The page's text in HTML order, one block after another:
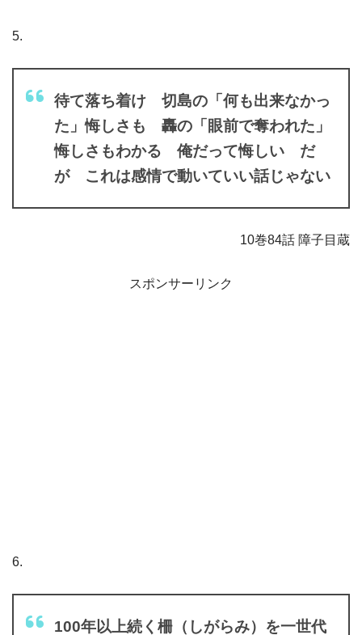
5.
待て落ち着け 切島の「何も出来なかっ
た」悔しさも 轟の「眼前で奪われた」
悔しさもわかる 俺だって悔しい だ
が これは感情で動いていい話じゃない
10巻84話 障子目蔵
スポンサーリンク
6.
100年以上続く柵（しがらみ）を一世代